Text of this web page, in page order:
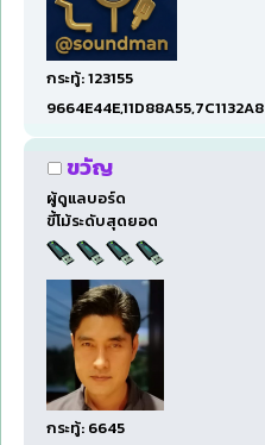
กระทู้: 123155
9664E44E,11D88A55,7C1132A8
ขวัญ
ผู้ดูแลบอร์ด
ขี้โม้ระดับสุดยอด
กระทู้: 6645